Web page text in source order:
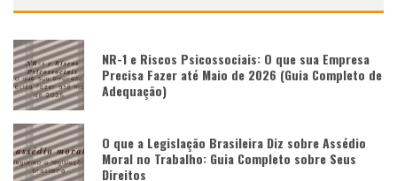
NR-1 e Riscos Psicossociais: O que sua Empresa
Precisa Fazer até Maio de 2026 (Guia Completo de
Adequação)
O que a Legislação Brasileira Diz sobre Assédio
Moral no Trabalho: Guia Completo sobre Seus
Direitos